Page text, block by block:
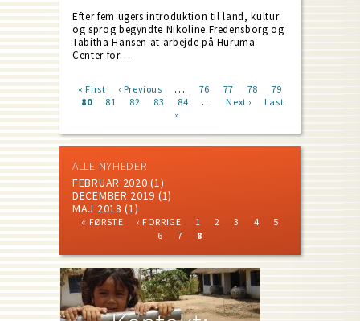
Efter fem ugers introduktion til land, kultur
og sprog begyndte Nikoline Fredensborg og
Tabitha Hansen at arbejde på Huruma
Center for…
Pagination
First
page
« First
Previous
page
‹ Previous … Page
76 Page
77 Page
78 Page
79
Current
80 Page
81 Page
82 Page
83 Page
84 …
Next
Next ›
Last
Last
»
ALLE NYHEDER
FEBRUAR 2020 (1)
DECEMBER 2019 (1)
MAJ 2018 (1)
FIRST
« FØRSTE
PREVIOUS
PAGE
‹ FORRIGE PAGE
1 PAGE
2 PAGE
3 PAGE
4 PAGE
5
PAGE
6 PAGE
7
CURRENT
8